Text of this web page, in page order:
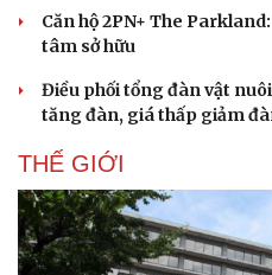
Sức khỏe
Dinh dưỡng - món ngon
Cây thuốc
Nhi khoa
Nam khoa
Làm đẹp - giảm cân
Phòng mạch online
Ăn sạch sống khỏe
Căn hộ 2PN+ The
tâm sở hữu
Điều phối tổng đàn vật
tăng đàn, giá thấp giảm
THẾ GIỚI